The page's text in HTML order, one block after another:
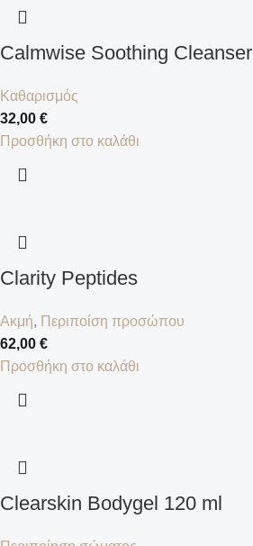
Calmwise Soothing Cleanser
Καθαρισμός
32,00 €
Προσθήκη στο καλάθι
Clarity Peptides
Ακμή, Περιποίση προσώπου
62,00 €
Προσθήκη στο καλάθι
Clearskin Bodygel 120 ml